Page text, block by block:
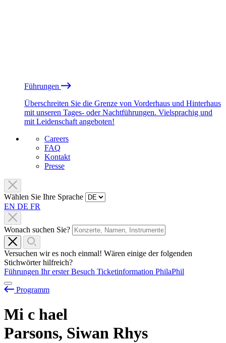
Führungen
Überschreiten Sie die Grenze von Vorderhaus und Hinterhaus
mit unseren Tages- oder Nachtführungen. Vielsprachig und
mit Leidenschaft angeboten!
Careers
FAQ
Kontakt
Presse
Wählen Sie Ihre Sprache
EN DE FR
Wonach suchen Sie?
Versuchen wir es noch einmal! Wären einige der folgenden
Stichwörter hilfreich?
Führungen Ihr erster Besuch Ticketinformation PhilaPhil
Programm
Mi c hael
Parsons, Siwan Rhys